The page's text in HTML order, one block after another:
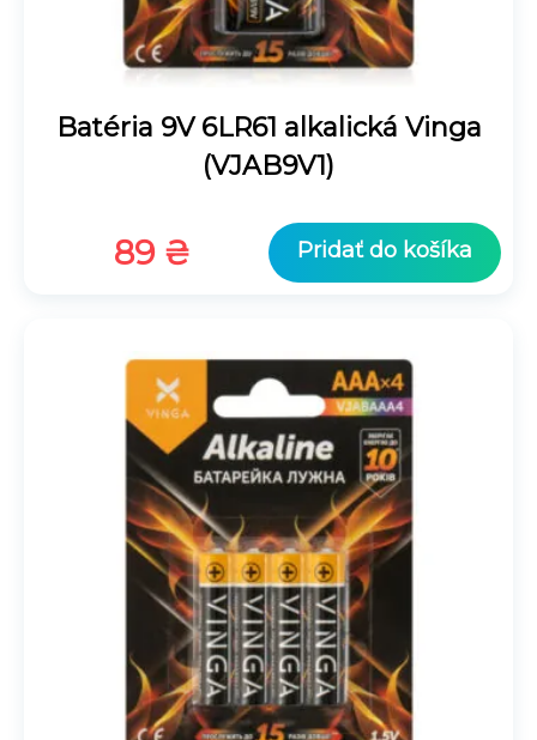
Batéria 9V 6LR61 alkalická Vinga
(VJAB9V1)
89 ₴ Pridať do košíka